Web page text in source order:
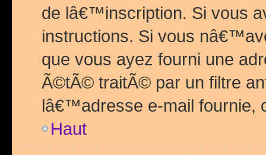
de lâ€™inscription. Si vous
instructions. Si vous
que vous ayez fourni une
Ã©tÃ© traitÃ© par un filtre
lâ€™adresse e-mail fournie,
Haut